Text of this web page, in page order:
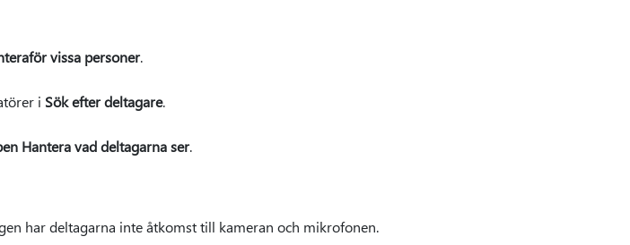
för vissa personer.
i Sök efter deltagare.
Hantera vad deltagarna ser.
har deltagarna inte åtkomst till kameran och mikrofonen.